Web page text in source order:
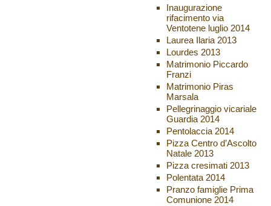
Inaugurazione
rifacimento via
Ventotene luglio 2014
Laurea Ilaria 2013
Lourdes 2013
Matrimonio Piccardo
Franzi
Matrimonio Piras
Marsala
Pellegrinaggio vicariale
Guardia 2014
Pentolaccia 2014
Pizza Centro d’Ascolto
Natale 2013
Pizza cresimati 2013
Polentata 2014
Pranzo famiglie Prima
Comunione 2014